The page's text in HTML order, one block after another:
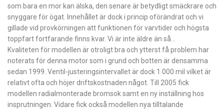
som bara en mor kan älska, den senare är betydligt smäckrare och
snyggare för ögat. Innehållet är dock i princip oförändrat och vi
gillade vid provkörningen att funktionen för varvtider och högsta
toppfart fortfarande finns kvar. Vi är inte äldre än så…
Kvaliteten för modellen är otroligt bra och ytterst få problem har
noterats för denna motor som i grund och botten är densamma
sedan 1999. Ventil-justeringsintervallet är dock 1 000 mil vilket är
relativt ofta och höjer driftskostnaden något. Till 2005 fick
modellen radialmonterade bromsok samt en ny inställning hos
insprutningen. Vidare fick också modellen nya tilltalande